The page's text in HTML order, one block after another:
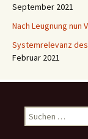
September 2021
Nach Leugnung nun
Systemrelevanz
Februar 2021
Suchen
nach: